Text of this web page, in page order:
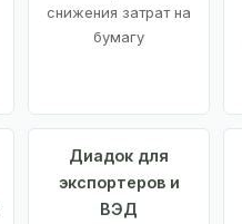
снижения затрат на
бумагу
Диадок для
экспортеров и
ВЭД